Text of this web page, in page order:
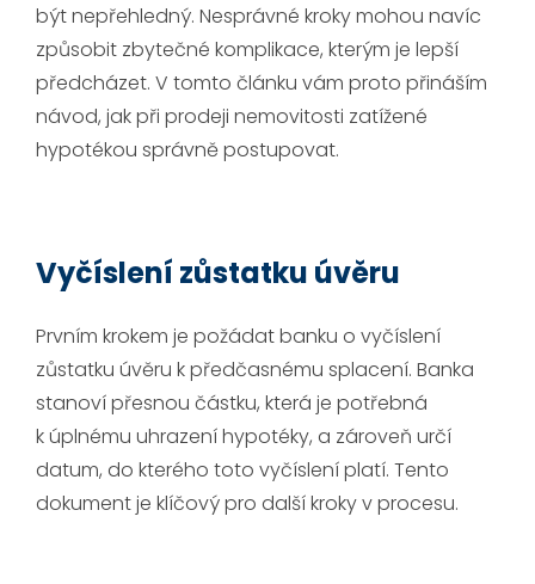
být nepřehledný. Nesprávné kroky mohou navíc
způsobit zbytečné komplikace, kterým je lepší
předcházet. V tomto článku vám proto přináším
návod, jak při prodeji nemovitosti zatížené
hypotékou správně postupovat.
Vyčíslení zůstatku úvěru
Prvním krokem je požádat banku o vyčíslení
zůstatku úvěru k předčasnému splacení. Banka
stanoví přesnou částku, která je potřebná
k úplnému uhrazení hypotéky, a zároveň určí
datum, do kterého toto vyčíslení platí. Tento
dokument je klíčový pro další kroky v procesu.